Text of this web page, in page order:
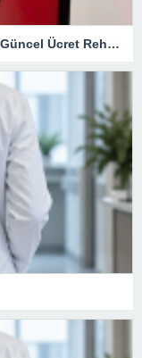
2026 İstanbul Eşya Depolama Fiyatları: Güncel Ücret Rehberi